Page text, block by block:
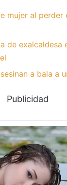
mujer al perder
de exalcaldesa
a bala a
Publicidad